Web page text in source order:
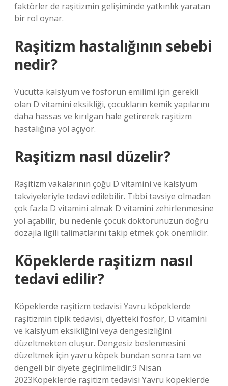
faktörler de raşitizmin gelişiminde yatkınlık yaratan
bir rol oynar.
Raşitizm hastalığının sebebi
nedir?
Vücutta kalsiyum ve fosforun emilimi için gerekli
olan D vitamini eksikliği, çocukların kemik yapılarını
daha hassas ve kırılgan hale getirerek raşitizm
hastalığına yol açıyor.
Raşitizm nasıl düzelir?
Raşitizm vakalarının çoğu D vitamini ve kalsiyum
takviyeleriyle tedavi edilebilir. Tıbbi tavsiye olmadan
çok fazla D vitamini almak D vitamini zehirlenmesine
yol açabilir, bu nedenle çocuk doktorunuzun doğru
dozajla ilgili talimatlarını takip etmek çok önemlidir.
Köpeklerde raşitizm nasıl
tedavi edilir?
Köpeklerde raşitizm tedavisi Yavru köpeklerde
raşitizmin tipik tedavisi, diyetteki fosfor, D vitamini
ve kalsiyum eksikliğini veya dengesizliğini
düzeltmekten oluşur. Dengesiz beslenmesini
düzeltmek için yavru köpek bundan sonra tam ve
dengeli bir diyete geçirilmelidir.9 Nisan
2023Köpeklerde raşitizm tedavisi Yavru köpeklerde